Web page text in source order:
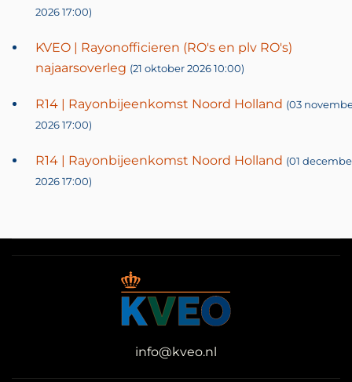
2026 17:00)
KVEO | Rayonofficieren (RO's en plv RO's)
najaarsoverleg (21 oktober 2026 10:00)
R14 | Rayonbijeenkomst Noord Holland (03
2026 17:00)
R14 | Rayonbijeenkomst Noord Holland (01
2026 17:00)
info@kveo.nl